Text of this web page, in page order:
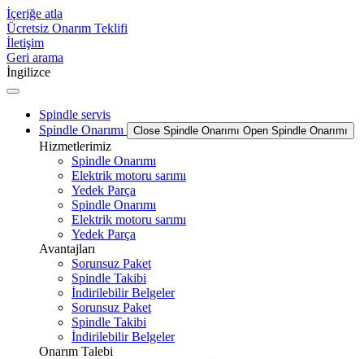
İçeriğe atla
Ücretsiz Onarım Teklifi
İletişim
Geri arama
İngilizce
Spindle servis
Spindle Onarımı
Close Spindle Onarımı Open Spindle Onarımı
Hizmetlerimiz
Spindle Onarımı
Elektrik motoru sarımı
Yedek Parça
Spindle Onarımı
Elektrik motoru sarımı
Yedek Parça
Avantajları
Sorunsuz Paket
Spindle Takibi
İndirilebilir Belgeler
Sorunsuz Paket
Spindle Takibi
İndirilebilir Belgeler
Onarım Talebi